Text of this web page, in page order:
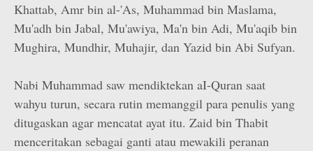
Khattab, Amr bin al-'As, Muhammad bin Maslama,
Mu'adh bin Jabal, Mu'awiya, Ma'n bin Adi, Mu'aqib bin
Mughira, Mundhir, Muhajir, dan Yazid bin Abi Sufyan.
Nabi Muhammad saw mendiktekan aI-Quran saat
wahyu turun, secara rutin memanggil para penulis yang
ditugaskan agar mencatat ayat itu. Zaid bin Thabit
menceritakan sebagai ganti atau mewakili peranan